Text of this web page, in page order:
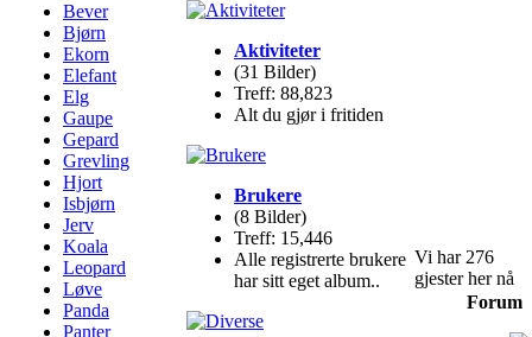
Bever
Bjørn
Ekorn
Elefant
Elg
Gaupe
Gepard
Grevling
Hjort
Isbjørn
Jerv
Koala
Leopard
Løve
Panda
Panter
Aktiviteter
(31 Bilder)
Treff: 88,823
Alt du gjør i fritiden
Brukere
(8 Bilder)
Treff: 15,446
Alle registrerte brukere
har sitt eget album..
Vi har 276
gjester her nå
Forum